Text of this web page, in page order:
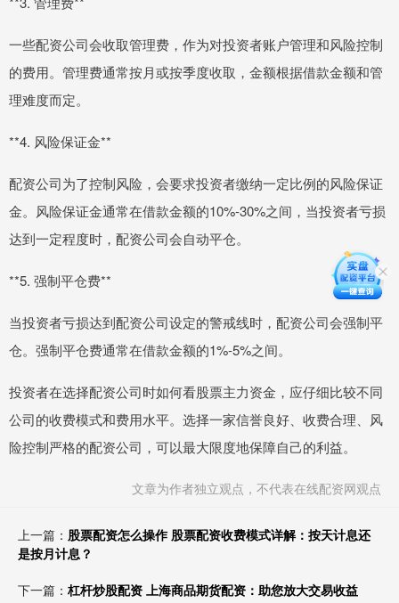
一些配资公司会收取管理费，作为对投资者账户管理和风险控制
的费用。管理费通常按月或按季度收取，金额根据借款金额和管
理难度而定。
**4. 风险保证金**
配资公司为了控制风险，会要求投资者缴纳一定比例的风险保证
金。风险保证金通常在借款金额的10%-30%之间，当投资者亏损
达到一定程度时，配资公司会自动平仓。
**5. 强制平仓费**
当投资者亏损达到配资公司设定的警戒线时，配资公司会强制平
仓。强制平仓费通常在借款金额的1%-5%之间。
投资者在选择配资公司时如何看股票主力资金，应仔细比较不同
公司的收费模式和费用水平。选择一家信誉良好、收费合理、风
险控制严格的配资公司，可以最大限度地保障自己的利益。
文章为作者独立观点，不代表在线配资网观点
上一篇： 股票配资怎么操作 股票配资收费模式详解：按天计息还
是按月计息？
下一篇： 杠杆炒股配资 上海商品期货配资：助您放大交易收益